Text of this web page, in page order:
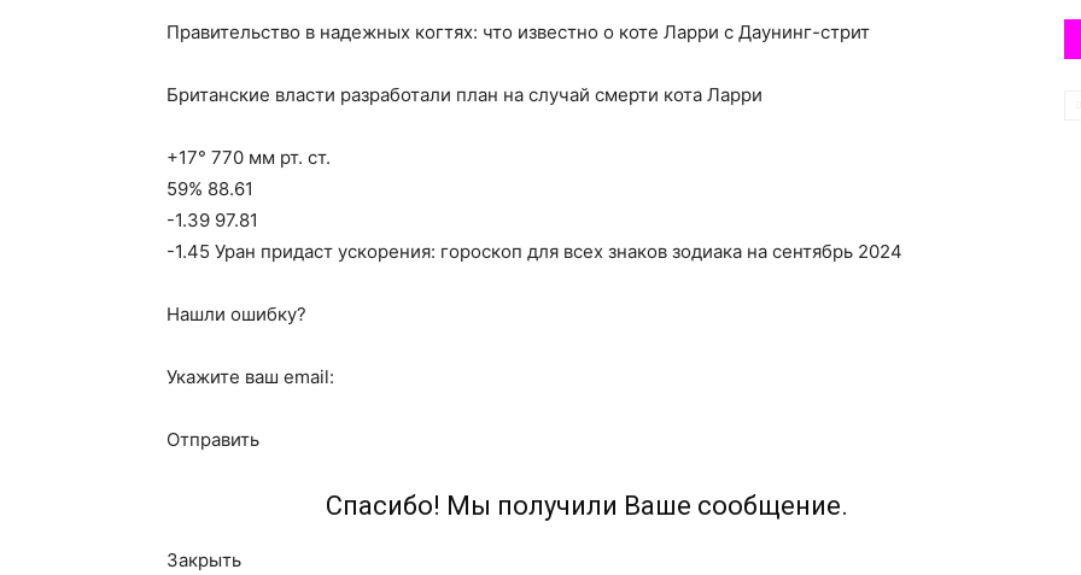
Правительство в надежных когтях: что известно о коте Ларри с Даунинг-стрит
Британские власти разработали план на случай смерти кота Ларри
+17° 770 мм рт. ст.
59% 88.61
-1.39 97.81
-1.45 Уран придаст ускорения: гороскоп для всех знаков зодиака на сентябрь 2024
Нашли ошибку?
Укажите ваш email:
Отправить
Спасибо! Мы получили Ваше сообщение.
Закрыть